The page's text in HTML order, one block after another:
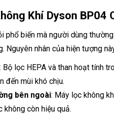
Khí Dyson BP04
phổ biến mà người dùng
Nguyên nhân của hiện tượng
: Bộ lọc HEPA và than hoạt tính
đến mùi khó chịu.
bên ngoài: Máy lọc không
không còn hiệu quả.